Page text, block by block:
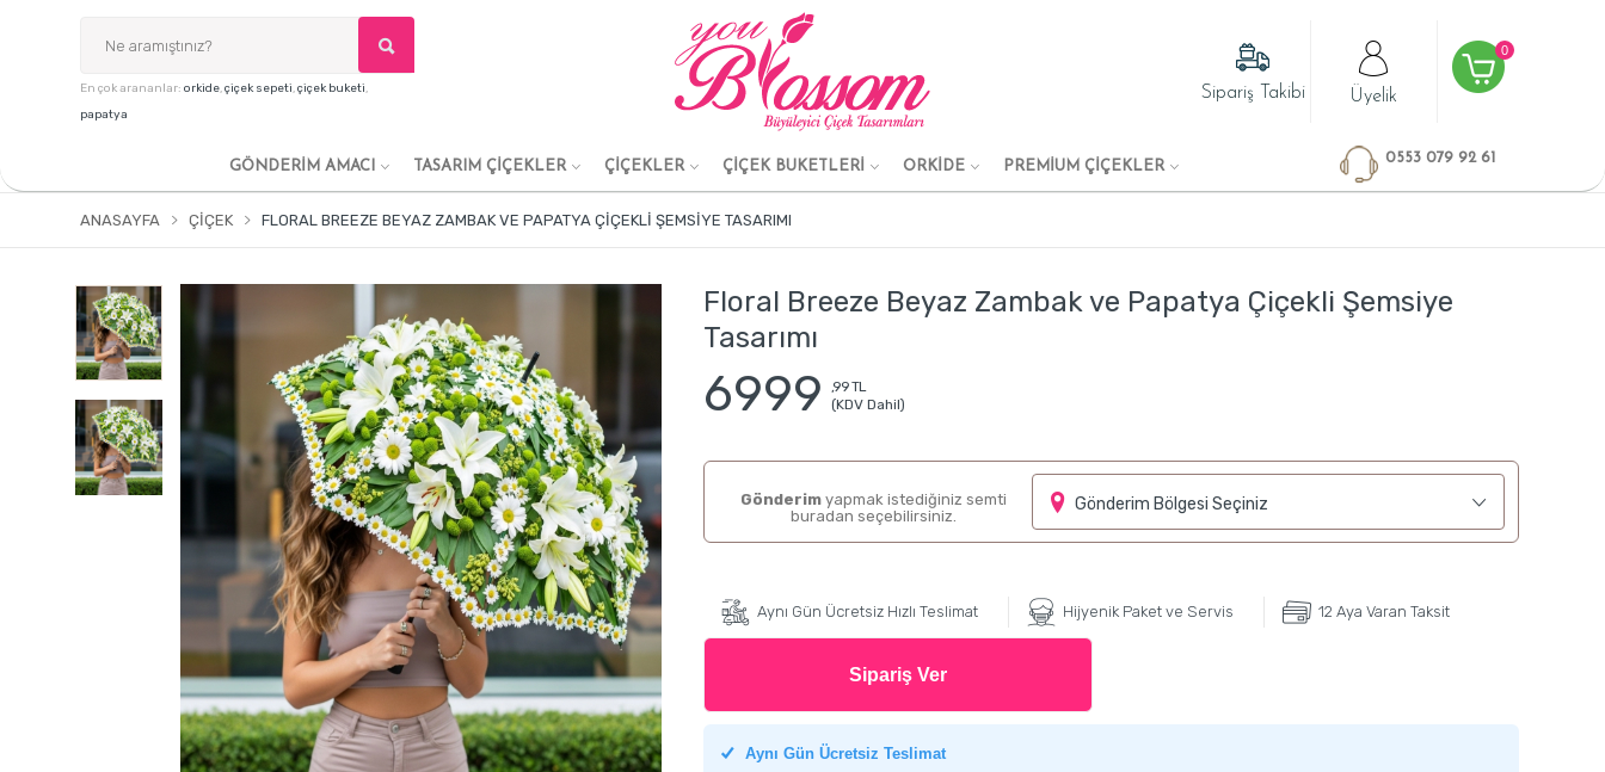
En çok arananlar: orkide,çiçek sepeti,çiçek buketi,
papatya
Sipariş Takibi Üyelik
0
GÖNDERİM AMACI TASARIM ÇİÇEKLER ÇİÇEKLER ÇİÇEK BUKETLERİ ORKİDE PREMİUM ÇİÇEKLER
0553 079 92 61
ANASAYFA ÇIÇEK FLORAL BREEZE BEYAZ ZAMBAK VE PAPATYA ÇIÇEKLI ŞEMSIYE TASARIMI
Floral Breeze Beyaz Zambak ve Papatya Çiçekli Şemsiye
Tasarımı
6999
,99 TL
(KDV Dahil)
Gönderim yapmak istediğiniz semti
buradan seçebilirsiniz.
Gönderim Bölgesi Seçiniz
Aynı Gün Ücretsiz Hızlı Teslimat Hijyenik Paket ve Servis 12 Aya Varan Taksit
Sipariş Ver
Aynı Gün Ücretsiz Teslimat